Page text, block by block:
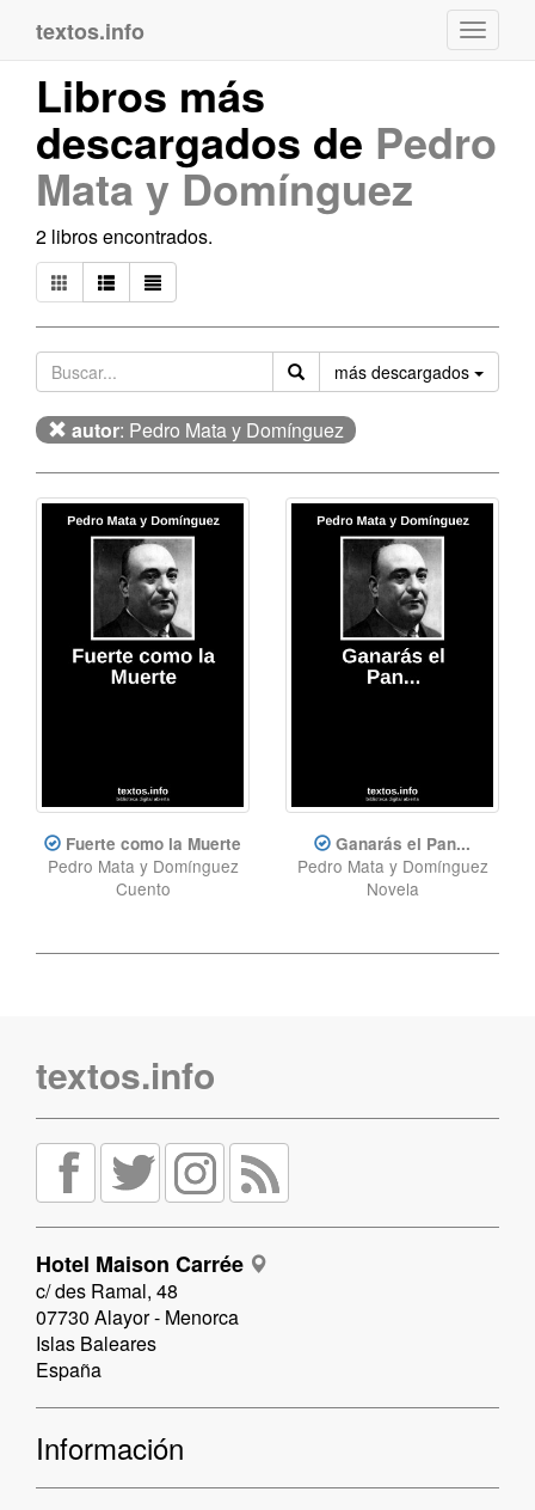
textos.info
Libros más
descargados de Pedro
Mata y Domínguez
2 libros encontrados.
más descargados
autor: Pedro Mata y Domínguez
Fuerte como la Muerte
Pedro Mata y Domínguez
Cuento
Ganarás el Pan...
Pedro Mata y Domínguez
Novela
textos.info
Hotel Maison Carrée
c/ des Ramal, 48
07730 Alayor - Menorca
Islas Baleares
España
Información